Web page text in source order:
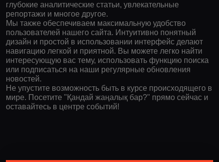
глубокие аналитические статьи, увлекательные
репортажи и многое другое.
Мы также обеспечиваем максимальную удобство
пользователей нашего сайта. Интуитивно понятный
дизайн и простой в использовании интерфейс делают
навигацию легкой и приятной. Вы можете легко найти
интересующую вас тему, использовать функцию поиска
или подписаться на наши регулярные обновления
новостей.
Не упустите возможность быть в курсе происходящего в
мире. Посетите "Қандай жаңалық бар?" прямо сейчас и
оставайтесь в центре событий!